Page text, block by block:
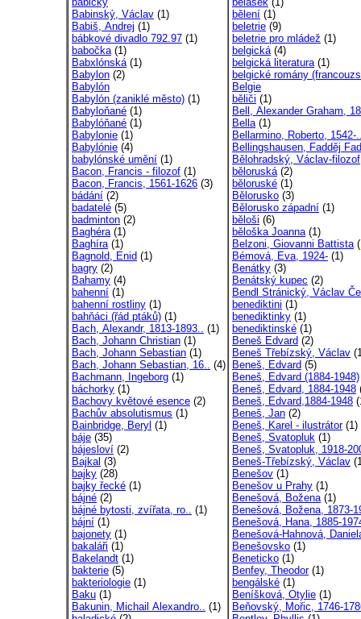
Babinský, Václav (1)
Babiš, Andrej (1)
bábkové divadlo 792.97 (1)
babočka(1)
Babxlónská(1)
Babylon (2)
Babylón
Babylón (zaniklé město) (1)
Babyloňané (1)
Babylóňané (1)
Babylonie (1)
Babylónie (4)
babylónské umění (1)
Bacon, Francis - filozof (1)
Bacon, Francis, 1561-1626 (3)
bádání (2)
badatelé (5)
badminton (2)
Baghéra(1)
Baghíra(1)
Bagnold, Enid (1)
bagry (2)
Bahamy (4)
bahenní (1)
bahenní rostliny (1)
bahňáci (řád ptáků) (1)
Bach, Alexandr, 1813-1893.. (1)
Bach, Johann Christian (1)
Bach, Johann Sebastian (1)
Bach, Johann Sebastian, 16.. (4)
Bachmann, Ingeborg (1)
báchorky (1)
Bachovy květové esence (2)
Bachův absolutismus (1)
Bainbridge, Beryl (1)
báje (35)
bájesloví (2)
Bajkal (3)
bajky (28)
bajky řecké (1)
bájné (2)
bájné bytosti, zvířata, ro.. (1)
bájní (1)
bajonety (1)
bakaláři (1)
Bakelandt (1)
bakterie (5)
bakteriologie (1)
Baku (1)
Bakunin, Michail Alexandro.. (1)
bělení (1)
beletrie (9)
beletrie pro mládež (1)
belgická(4)
belgická literatura(1)
belgické romány
Belgie
běliči (1)
Bell, Alexander Graham,
Bella(1)
Bellarmino, Roberto, 1542-
Bellingshausen, Fadděj
Bělohradský, Václav-filozof
běloruská(2)
běloruské (1)
Bělorusko (3)
Bělorusko západní (1)
běloši (6)
běloška Joanna(1)
Belzoni, Giovanni Battista
Bémová, Eva, 1924- (1)
Benátky (3)
Benátský kupec (2)
Bendl Stránický, Václav
benediktini (1)
benediktinky (1)
benediktinské (1)
Beneš Edvard (2)
Beneš Třebízský, Václav
Beneš, Edvard (5)
Beneš, Edvard (1884-1948)
Beneš, Edvard, 1884-1948
Beneš, Edvard,1884-1948
Beneš, Jan (2)
Beneš, Karel - ilustrátor(1)
Beneš, Svatopluk (1)
Beneš, Svatopluk, 1918-
Beneš-Třebízský, Václav
Benešov (1)
Benešov u Prahy (1)
Benešová, Božena(1)
Benešová, Božena, 1873-
Benešová, Hana, 1885-
Benešová-Hahnová,
Benešovsko (1)
Beneticko (1)
Benfey, Theodor(1)
bengálské (1)
Beníšková, Otylie (1)
Beňovský, Mořic, 1746-